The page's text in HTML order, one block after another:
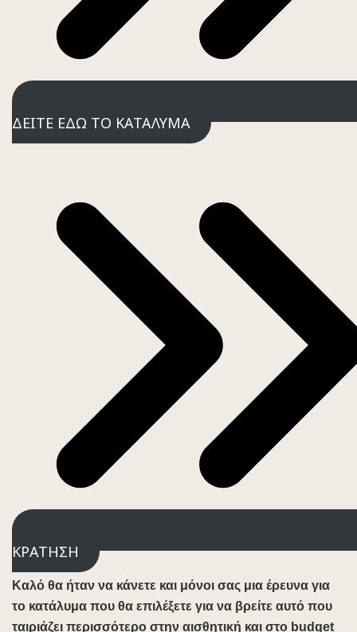
ΔΕΙΤΕ ΕΔΩ ΤΟ ΚΑΤΑΛΥΜΑ
ΚΡΑΤΗΣΗ
Καλό θα ήταν να κάνετε και μόνοι σας μια έρευνα για
το κατάλυμα που θα επιλέξετε για να βρείτε αυτό που
ταιριάζει περισσότερο στην αισθητική και στο budget